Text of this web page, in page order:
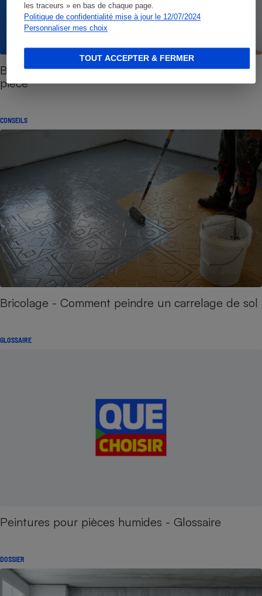
les traceurs » en bas de chaque page.
Politique de confidentialité mise à jour le 12/07/2024
Personnaliser mes choix
TOUT ACCEPTER & FERMER
Bricolage - Comment repeindre les murs d’une
pièce
CONSEILS
Bricolage - Comment peindre un carrelage de sol
GLOSSAIRE
Peintures pour pièces humides - Glossaire
DOSSIER